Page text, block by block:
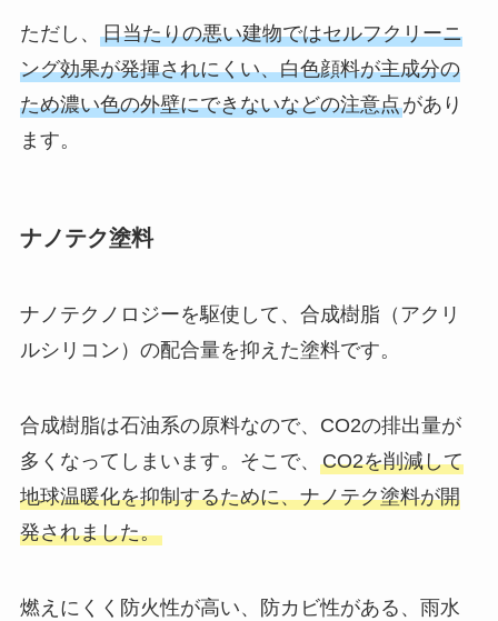
ただし、 日当たりの悪い建物ではセルフクリーニ
ング効果が発揮されにくい、白色顔料が主成分の
ため濃い色の外壁にできないなどの注意点があり
ます。
ナノテク塗料
ナノテクノロジーを駆使して、合成樹脂（アクリ
ルシリコン）の配合量を抑えた塗料です。
合成樹脂は石油系の原料なので、CO2の排出量が
多くなってしまいます。そこで、 CO2を削減して
地球温暖化を抑制するために、ナノテク塗料が開
発されました。
燃えにくく防火性が高い、防カビ性がある、雨水